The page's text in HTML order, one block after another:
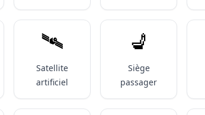
🛰️
Satellite
artificiel
💺
Siège
passager